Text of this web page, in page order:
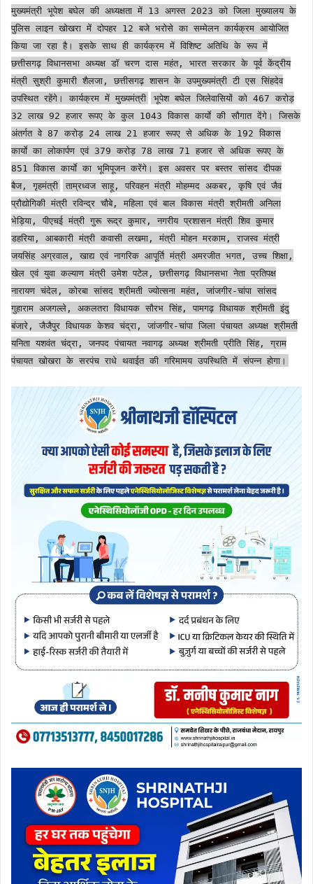
मुख्यमंत्री भूपेश बघेल की अध्यक्षता में 13 अगस्त 2023 को जिला मुख्यालय के
पुलिस लाइन खोखरा में दोपहर 12 बजे भरोसे का सम्मेलन कार्यक्रम आयोजित
किया जा रहा है। इसके साथ ही कार्यक्रम में विशिष्ट अतिथि के रूप में
छत्तीसगढ़ विधानसभा अध्यक्ष डॉ चरण दास महंत, भारत सरकार के पूर्व केंद्रीय
मंत्री सुश्री कुमारी शैलजा, छत्तीसगढ़ शासन के उपमुख्यमंत्री टी एस सिंहदेव
उपस्थित रहेंगे। कार्यक्रम में मुख्यमंत्री
भूपेश बघेल जिलेवासियों को 467 करोड़
32 लाख 92 हजार रूपए के कुल 1043 विकास कार्याे की सौगात देंगे। जिसके
अंतर्गत वे 87 करोड़ 24 लाख 21 हजार रूपए से अधिक के 192 विकास
कार्याे का लोकार्पण एवं 379 करोड़ 78 लाख 71 हजार से अधिक रूपए के
851 विकास कार्याे का भूमिपूजन करेंगे। इस अवसर पर बस्तर सांसद दीपक
बैज, गृहमंत्री
ताम्रध्वज साहू, परिवहन मंत्री मोहम्मद अकबर, कृषि एवं जैव
प्रौद्योगिकी मंत्री रविन्द्र चौबे, महिला एवं बाल विकास मंत्री श्रीमती अनिला
भेड़िया, पीएचई मंत्री गुरू रूद्र कुमार, नगरीय प्रशासन मंत्री शिव कुमार
डहरिया, आबकारी मंत्री कवासी लखमा, मंत्री मोहन मरकाम, राजस्व मंत्री
जयसिंह अग्रवाल, खाद्य एवं नागरिक आपूर्ति मंत्री अमरजीत भगत, उच्च शिक्षा,
खेल एवं युवा कल्याण मंत्री उमेश पटेल, छत्तीसगढ़ विधानसभा नेता प्रतिपक्ष
नारायण चंदेल, कोरबा सांसद श्रीमती ज्योत्सना महंत, जांजगीर-चांपा सांसद
गुहाराम अजगल्ले, अकलतरा विधायक सौरभ सिंह, पामगढ़ विधायक श्रीमती इंदु
बंजारे, जैजैपुर विधायक केशव चंद्रा, जांजगीर-चांपा जिला पंचायत अध्यक्ष श्रीमती
यनिता यशवंत चंद्रा, जनपद पंचायत नवागढ़ अध्यक्ष श्रीमती प्रीति सिंह, ग्राम
पंचायत खोखरा के सरपंच राधे थवाईत की गरिमामय उपस्थिति में संपन्न होगा।